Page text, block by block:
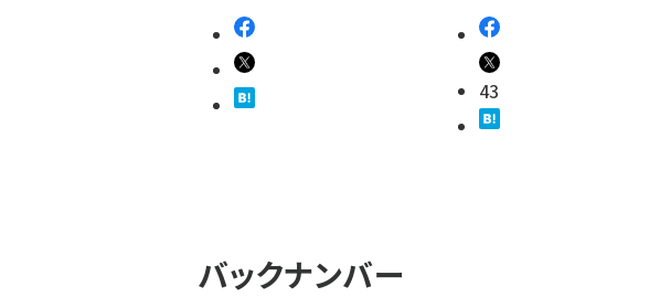
43
バックナンバー